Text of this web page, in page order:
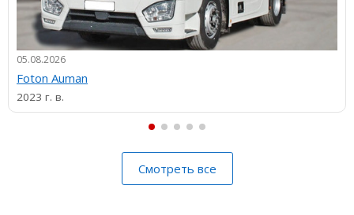
05.08.2026
Foton Auman
2023 г. в.
Смотреть все